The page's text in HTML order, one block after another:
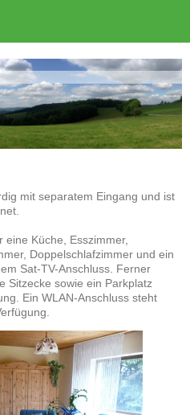
mit separatem Eingang und ist
Küche, Esszimmer,
Doppelschlafzimmer und ein
Sat-TV-Anschluss. Ferner
Sitzecke sowie ein Parkplatz
Ein WLAN-Anschluss steht